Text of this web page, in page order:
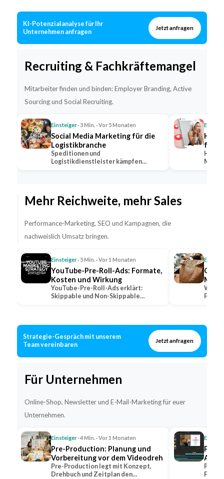
KI-Potenzialanalyse für Ihr
Unternehmen anfragen
Jetzt anfragen
Recruiting & Fachkräftemangel
Mitarbeiter finden und binden: Employer Branding, Active
Sourcing und Social Recruiting.
Einsteiger· 3 Min. · Vor 5 Monaten
Social Media Marketing für die
Logistikbranche
Speditionen und
Logistikdienstleister kämpfen
für
Mehr Reichweite, mehr Sales
Performance-Marketing, SEO und Kampagnen, die
nachweislich Umsatz bringen.
Einsteiger· 5 Min. · Vor 1 Monaten
YouTube-Pre-Roll-Ads: Formate,
Kosten und Wirkung
YouTube-Pre-Roll-Ads erklärt:
Skippable und Non-Skippable
Was
Fast-
Strategie-Gespräch mit unserem
Team vereinbaren
Jetzt anfragen
Für Unternehmen
Online-Shop, Newsletter und E-Mail-Marketing für euer
Unternehmen.
Einsteiger· 4 Min. · Vor 1 Monaten
Pre-Production: Planung und
Vorbereitung vor dem Videodreh
Pre-Production legt mit Konzept,
Drehbuch und Zeitplan den
Post-